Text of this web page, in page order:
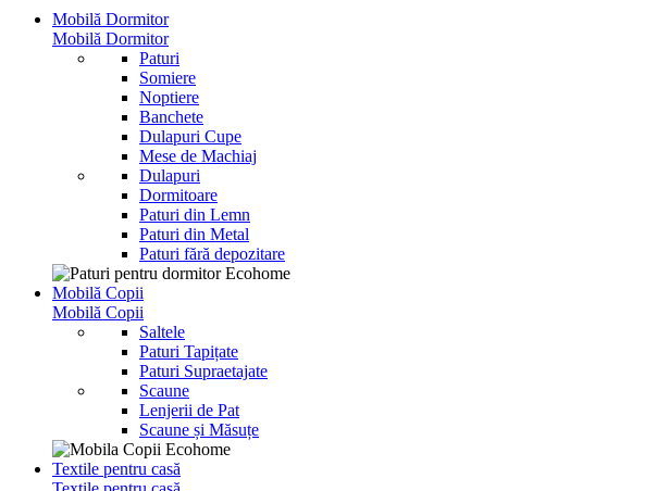
Mobilă Dormitor
Mobilă Dormitor
Paturi
Somiere
Noptiere
Banchete
Dulapuri Cupe
Mese de Machiaj
Dulapuri
Dormitoare
Paturi din Lemn
Paturi din Metal
Paturi fără depozitare
Mobilă Copii
Mobilă Copii
Saltele
Paturi Tapițate
Paturi Supraetajate
Scaune
Lenjerii de Pat
Scaune și Măsuțe
Textile pentru casă